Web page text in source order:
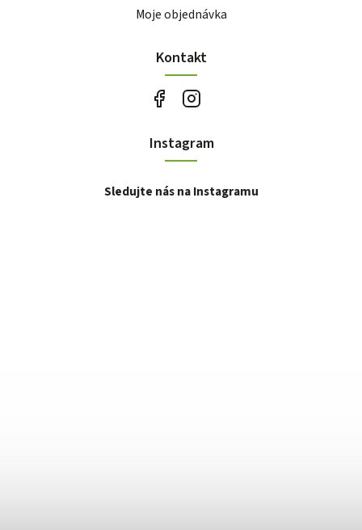
Moje objednávka
Kontakt
Instagram
Sledujte nás na Instagramu